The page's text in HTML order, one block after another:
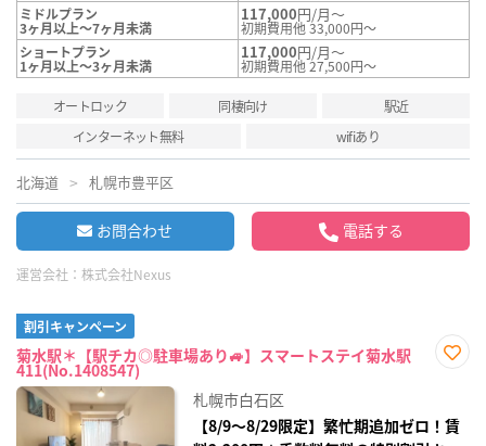
ミドルプラン
3ヶ月以上～7ヶ月未満
117,000円/月～
初期費用他 33,000円～
ショートプラン
1ヶ月以上～3ヶ月未満
117,000円/月～
初期費用他 27,500円～
オートロック 同棲向け
駅近
インターネット無料
wifiあり
北海道 札幌市豊平区
お問合わせ 電話する
運営会社： 株式会社Nexus
割引キャンペーン
菊水駅＊【駅チカ◎駐車場あり🚙】スマートステイ菊水駅
411(No.1408547)
録
札幌市白石区
【8/9～8/29限定】繁忙期追加ゼロ！賃